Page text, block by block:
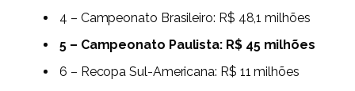
4 – Campeonato Brasileiro: R$ 48,1 milhões
5 – Campeonato Paulista: R$ 45 milhões
6 – Recopa Sul-Americana: R$ 11 milhões